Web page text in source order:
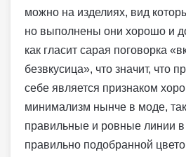
можно на изделиях, вид
но выполнены они хорошо и
как гласит сарая поговорка
безвкусица», что значит, что
себе является признаком
минимализм нынче в моде, так
правильные и ровные линии в
правильно подобранной